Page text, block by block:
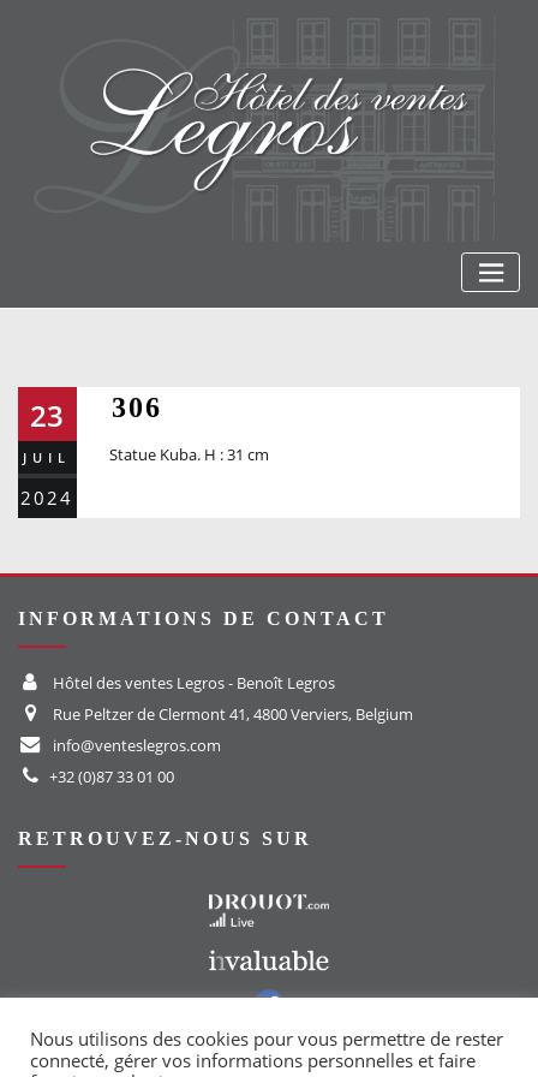
23
JUIL
2024
306
Statue Kuba. H : 31 cm
INFORMATIONS DE CONTACT
Hôtel des ventes Legros - Benoît Legros
Rue Peltzer de Clermont 41, 4800 Verviers, Belgium
info@venteslegros.com
+32 (0)87 33 01 00
RETROUVEZ-NOUS SUR
Vers notre groupe Facebook
Nous utilisons des cookies pour vous permettre de rester
connecté, gérer vos informations personnelles et faire